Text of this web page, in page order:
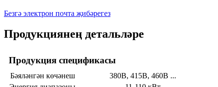
Безгә электрон почта җибәрегез
Продукциянең детальләре
Продукция спецификасы
Бәяләнгән көчәнеш
380В, 415В, 460В ...